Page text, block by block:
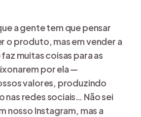
a gente tem que pensar
o produto, mas em vender a
muitas coisas para as
por ela —
valores, produzindo
redes sociais… Não sei
nosso Instagram, mas a